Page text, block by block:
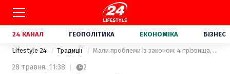
24 КАНАЛ ГЕОПОЛІТИКА ЕКОНОМІКА БІЗНЕС
Lifestyle 24 Традиції Мали проблеми із законом: 4 прізвища, які вказують на бунтарське минуле предків
28 травня, 11:38 2